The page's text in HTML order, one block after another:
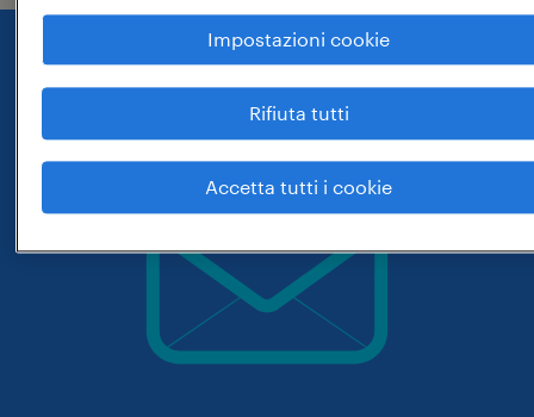
Impostazioni cookie
Rifiuta tutti
Accetta tutti i cookie